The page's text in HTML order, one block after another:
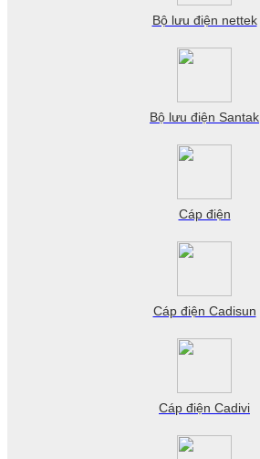
Bộ lưu điện nettek
Bộ lưu điện Santak
Cáp điện
Cáp điện Cadisun
Cáp điện Cadivi